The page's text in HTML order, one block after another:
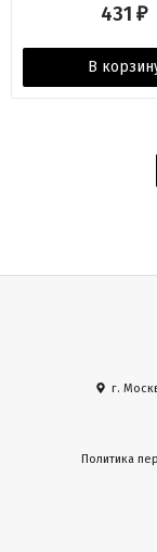
431 ₽
В
г.
Политика